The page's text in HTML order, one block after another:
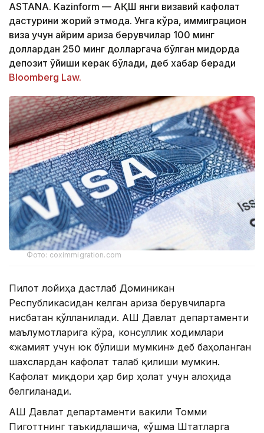
ASTANA. Kazinform — АҚШ янги визавий кафолат
дастурини жорий этмоқда. Унга кўра, иммиграцион
виза учун айрим ариза берувчилар 100 минг
доллардан 250 минг долларгача бўлган миқдорда
депозит қўйиши керак бўлади, деб хабар беради
Bloomberg Law.
Фото: coximmigration.com
Пилот лойиҳа дастлаб Доминикан
Республикасидан келган ариза берувчиларга
нисбатан қўлланилади. АҚШ Давлат департаменти
маълумотларига кўра, консуллик ходимлари
«жамият учун юк бўлиши мумкин» деб баҳоланган
шахслардан кафолат талаб қилиши мумкин.
Кафолат миқдори ҳар бир ҳолат учун алоҳида
белгиланади.
АҚШ Давлат департаменти вакили Томми
Пиготтнинг таъкидлашича, «Қўшма Штатларга